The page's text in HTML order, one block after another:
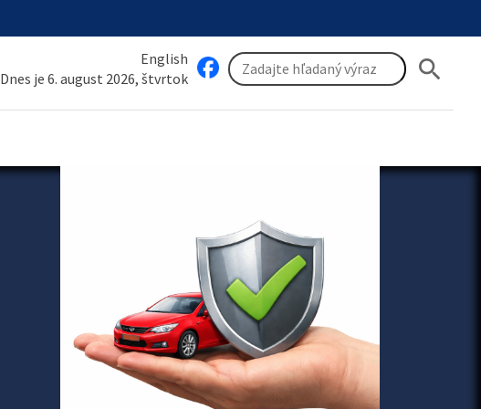
English
Dnes je 6. august 2026, štvrtok
search